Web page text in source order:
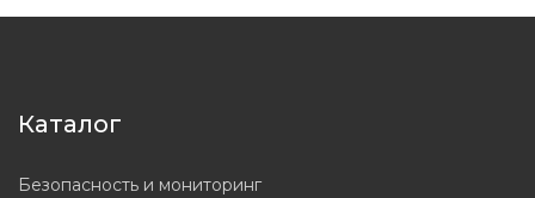
Каталог
Безопасность и мониторинг